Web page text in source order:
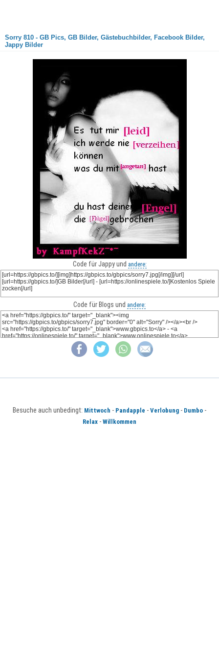
Sorry 810 - GB Pics, GB Bilder, Gästebuchbilder, Facebook Bilder,
Jappy Bilder
Code für Jappy und andere:
Code für Blogs und andere:
Besuche auch unbedingt: Mittwoch - Pandapple - Verlobung - Dumbo -
Relax - Willkommen